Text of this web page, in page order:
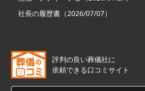
社長の履歴書（2026/07/07）
評判の良い葬儀社に
依頼できる口コミサイト